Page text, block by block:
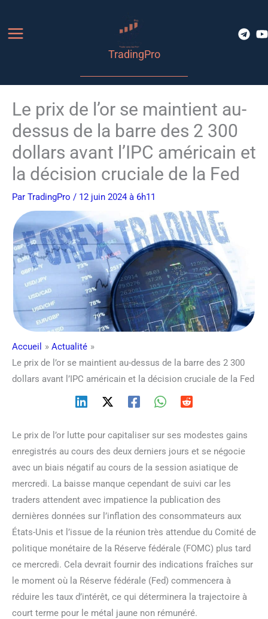
contenu
TradingPro
Le prix de l’or se maintient au-
dessus de la barre des 2 300
dollars avant l’IPC américain et
la décision cruciale de la Fed
Par TradingPro / 12 juin 2024 à 6h11
Accueil
Actualité
Le prix de l’or se maintient au-dessus de la barre des 2 300
dollars avant l’IPC américain et la décision cruciale de la Fed
Le prix de l’or lutte pour capitaliser sur ses modestes gains
enregistrés au cours des deux derniers jours et se négocie
avec un biais négatif au cours de la session asiatique de
mercredi. La baisse manque cependant de suivi car les
traders attendent avec impatience la publication des
dernières données sur l’inflation des consommateurs aux
États-Unis et l’issue de la réunion très attendue du Comité de
politique monétaire de la Réserve fédérale (FOMC) plus tard
ce mercredi. Cela devrait fournir des indications fraîches sur
le moment où la Réserve fédérale (Fed) commencera à
réduire les taux d’intérêt, ce qui déterminera la trajectoire à
court terme pour le métal jaune non rémunéré.